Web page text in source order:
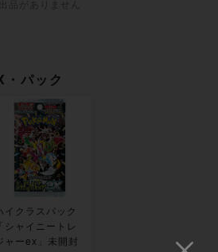
パック
イクラスパック
「シャイニートレ
ャーex」未開封